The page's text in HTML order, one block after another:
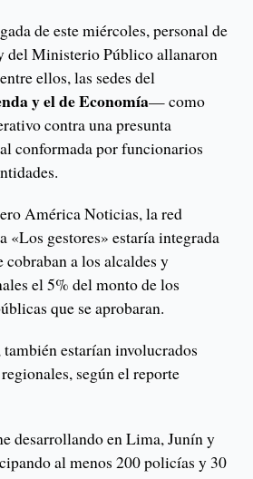
de este miércoles, personal de
del Ministerio Público allanaron
ellos, las sedes del
y el de Economía— como
contra una presunta
conformada por funcionarios
América Noticias, la red
«Los gestores» estaría integrada
a los alcaldes y
el 5% del monto de los
que se aprobaran.
también estarían involucrados
según el reporte
desarrollando en Lima, Junín y
al menos 200 policías y 30